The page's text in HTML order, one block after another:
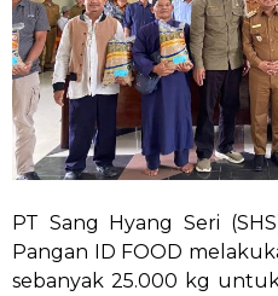
PT Sang Hyang Seri
Pangan ID FOOD
sebanyak 25.000 kg